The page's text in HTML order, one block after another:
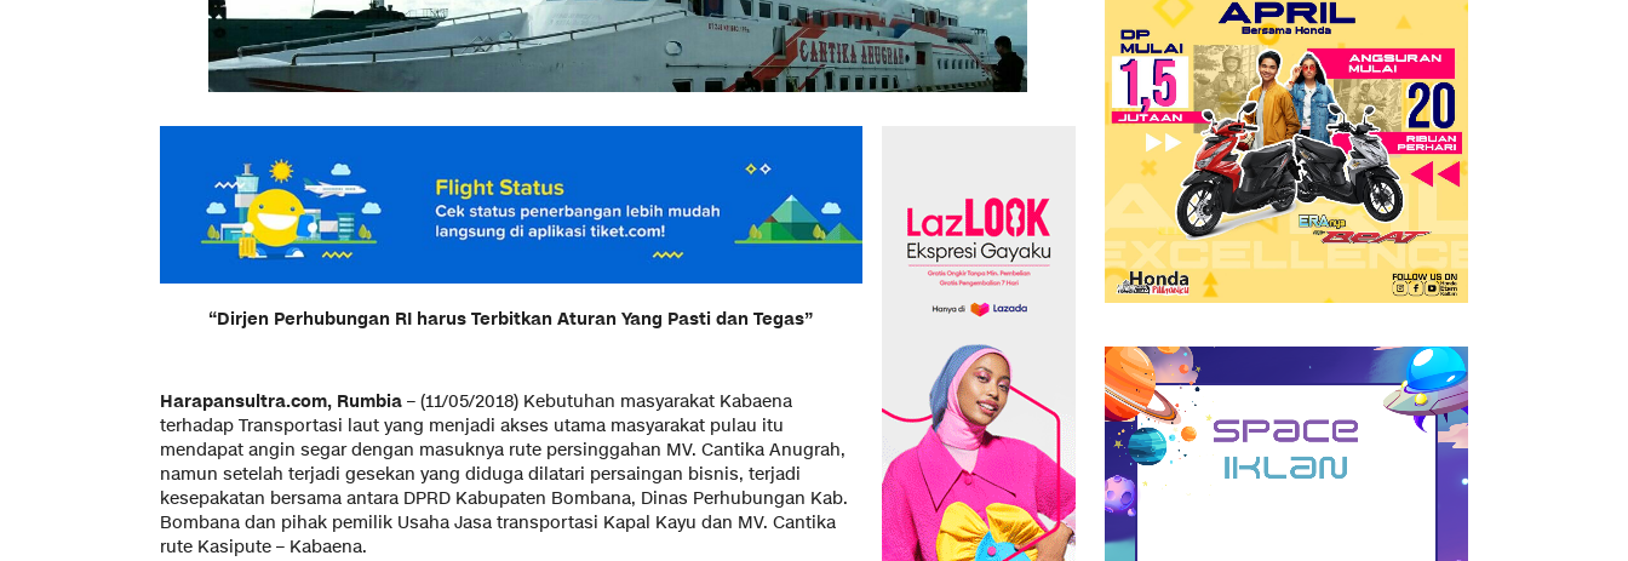
“Dirjen Perhubungan RI harus Terbitkan Aturan Yang Pasti dan Tegas”
Harapansultra.com, Rumbia – (11/05/2018) Kebutuhan masyarakat Kabaena
terhadap Transportasi laut yang menjadi akses utama masyarakat pulau itu
mendapat angin segar dengan masuknya rute persinggahan MV. Cantika Anugrah,
namun setelah terjadi gesekan yang diduga dilatari persaingan bisnis, terjadi
kesepakatan bersama antara DPRD Kabupaten Bombana, Dinas Perhubungan Kab.
Bombana dan pihak pemilik Usaha Jasa transportasi Kapal Kayu dan MV. Cantika
rute Kasipute – Kabaena.